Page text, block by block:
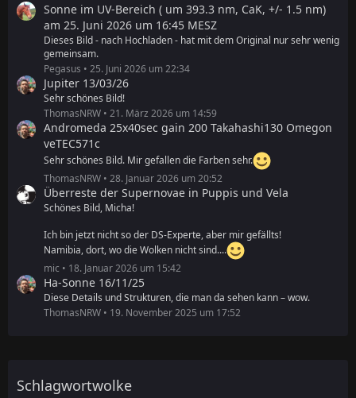
Sonne im UV-Bereich ( um 393.3 nm, CaK, +/- 1.5 nm)
am 25. Juni 2026 um 16:45 MESZ
Dieses Bild - nach Hochladen - hat mit dem Original nur sehr wenig
gemeinsam.
Pegasus
25. Juni 2026 um 22:34
Jupiter 13/03/26
Sehr schönes Bild!
ThomasNRW
21. März 2026 um 14:59
Andromeda 25x40sec gain 200 Takahashi130 Omegon
veTEC571c
Sehr schönes Bild. Mir gefallen die Farben sehr.
ThomasNRW
28. Januar 2026 um 20:52
Überreste der Supernovae in Puppis und Vela
Schönes Bild, Micha!
Ich bin jetzt nicht so der DS-Experte, aber mir gefällts!
Namibia, dort, wo die Wolken nicht sind....
mic
18. Januar 2026 um 15:42
Ha-Sonne 16/11/25
Diese Details und Strukturen, die man da sehen kann – wow.
ThomasNRW
19. November 2025 um 17:52
Schlagwortwolke